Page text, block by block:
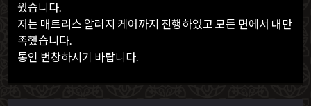
웠습니다.
저는 매트리스 알러지 케어까지 진행하였고 모든 면에서 대만
족했습니다.
통인 번창하시기 바랍니다.